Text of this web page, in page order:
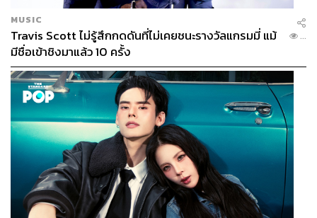
MUSIC
Travis Scott ไม่รู้สึกกดดันที่ไม่เคยชนะรางวัลแกรมมี่ แม้
มีชื่อเข้าชิงมาแล้ว 10 ครั้ง
...